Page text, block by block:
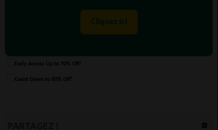
Cliquez ici